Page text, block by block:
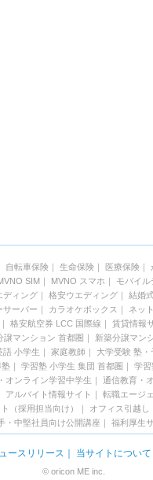
自転車保険｜ 生命保険｜ 医療保険｜
SIM｜ MVNO スマホ ｜ モバイル
ディング｜ 格安ウエディング｜ 結婚
サーバー ｜ カラオケボックス ｜ ネッ
｜ 格安航空券 LCC 国際線 ｜ 賃貸情報
譲マンション 首都圏 ｜ 新築分譲マン
語 小学生 ｜ 家庭教師 ｜ 大学受験 塾
｜ 学習塾 小学生 集団 首都圏 ｜ 学習
オンライン学習中学生 ｜ 通信教育・
アルバイト情報サイト ｜ 転職エージ
（採用担当向け） ｜ オフィス引越し
・中堅社員向け公開講座 ｜ 福利厚生
ースリリース ｜ 当サイトについて
© oricon ME inc.